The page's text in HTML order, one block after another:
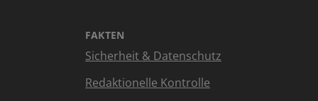
FAKTEN
Sicherheit & Datenschutz
Redaktionelle Kontrolle